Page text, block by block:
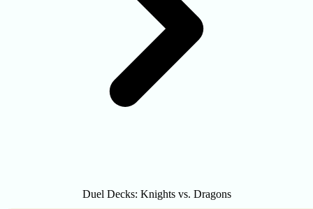
Duel Decks: Knights vs. Dragons